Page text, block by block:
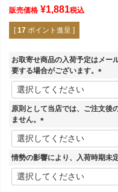
販売価格 ¥1,881税込
[ 17 ポイント進呈 ]
お取寄せ商品の入荷予定はメー
要する場合がございます。
(
須
原則として当店では、ご注文後
ません。
(
必
須
情勢の影響により、入荷時期未